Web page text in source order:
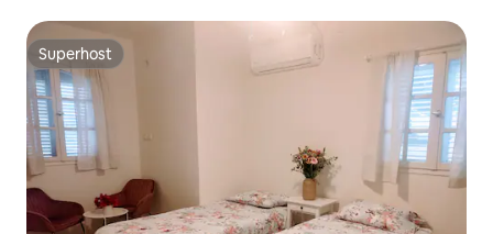
Superhost
Superhost